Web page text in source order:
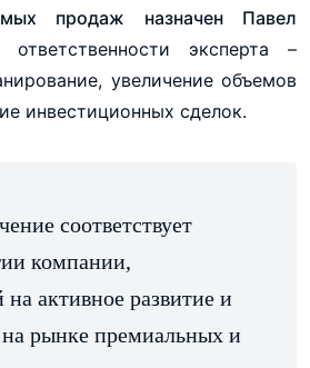
продаж назначен Павел
эксперта –
увеличение объемов
инвестиционных сделок.
соответствует
компании,
активное развитие и
рынке премиальных и